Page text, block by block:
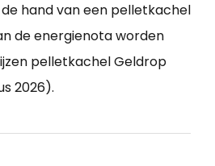
de hand van een pelletkachel
de energienota worden
pelletkachel Geldrop
2026).